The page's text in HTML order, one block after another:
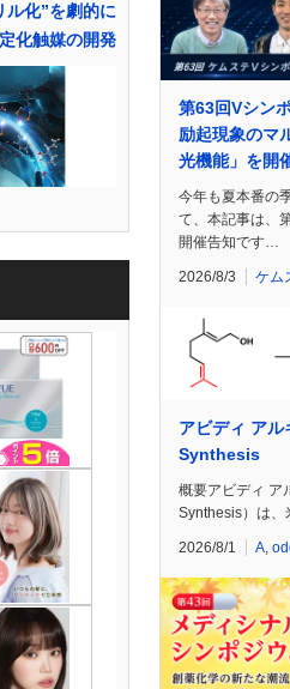
ル化”を劇的に
化触媒の開発
第63回Vシン
励起現象のマ
光機能」を開
今年も夏本番の
て、本記事は、
開催告知です…
2026/8/3 ケム
アビディ ア
Synthesis
概要アビディ ア
Synthesis）は、
2026/8/1 A